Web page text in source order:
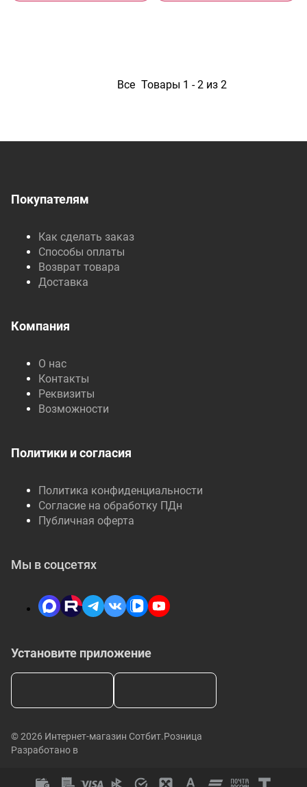
Все Товары 1 - 2 из 2
Покупателям
Как сделать заказ
Способы оплаты
Возврат товара
Доставка
Компания
О нас
Контакты
Реквизиты
Возможности
Политики и согласия
Политика конфиденциальности
Согласие на обработку ПДн
Публичная оферта
Установите приложение
Мы в соцсетях
© 2026 Интернет-магазин Сотбит.Розница
Разработано в